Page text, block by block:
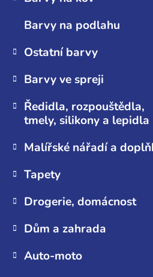
Barvy na podlahu
Ostatní barvy
Barvy ve spreji
Ředidla, rozpouštědla,
tmely, silikony a lepidla
Malířské nářadí a
Tapety
Drogerie, domácnost
Dům a zahrada
Auto-moto